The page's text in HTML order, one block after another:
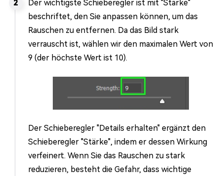
Der wichtigste Schieberegler ist mit "Stärke"
beschriftet, den Sie anpassen können, um das
Rauschen zu entfernen. Da das Bild stark
verrauscht ist, wählen wir den maximalen Wert von
9 (der höchste Wert ist 10).
Der Schieberegler "Details erhalten" ergänzt den
Schieberegler "Stärke", indem er dessen Wirkung
verfeinert. Wenn Sie das Rauschen zu stark
reduzieren, besteht die Gefahr, dass wichtige